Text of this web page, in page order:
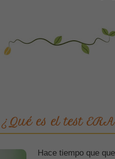
¿Qué es el test
Hace tiempo que